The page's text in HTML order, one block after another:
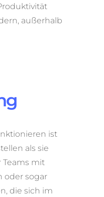
außerhalb
ist
als sie
Teams mit
oder sogar
die sich im